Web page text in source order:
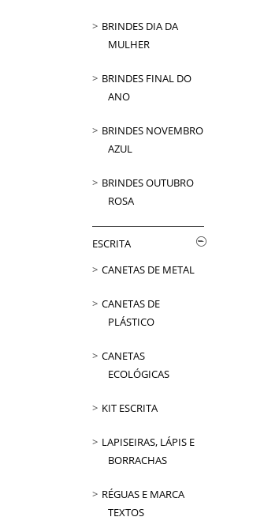
BRINDES DIA DA
MULHER
BRINDES FINAL DO
ANO
BRINDES NOVEMBRO
AZUL
BRINDES OUTUBRO
ROSA
ESCRITA
CANETAS DE METAL
CANETAS DE
PLÁSTICO
CANETAS
ECOLÓGICAS
KIT ESCRITA
LAPISEIRAS, LÁPIS E
BORRACHAS
RÉGUAS E MARCA
TEXTOS